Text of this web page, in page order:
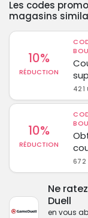
Les codes
magasins
10%
RÉDUCTION
421
10%
RÉDUCTION
672
Ne
Duell
en vous